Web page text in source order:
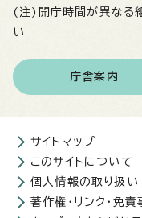
(注)開庁時間が異なる
い
庁舎案内
サイトマップ
このサイトについて
個人情報の取り扱い
著作権・リンク・免責